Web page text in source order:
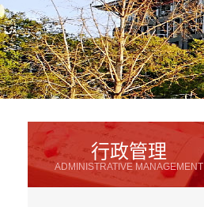
行政管理
ADMINISTRATIVE MANAGEMENT